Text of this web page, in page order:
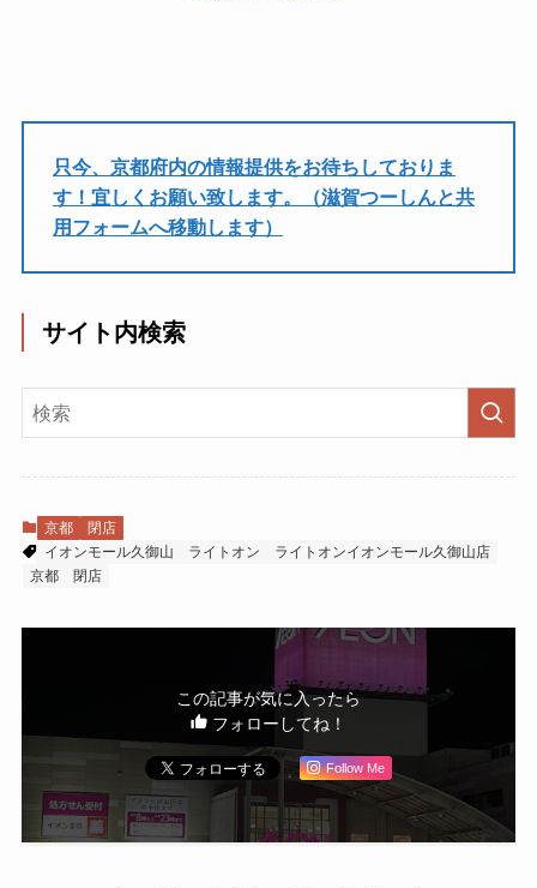
只今、京都府内の情報提供をお待ちしておりま
す！宜しくお願い致します。（滋賀つーしんと共
用フォームへ移動します）
サイト内検索
京都
閉店
イオンモール久御山
ライトオン
ライトオンイオンモール久御山店
京都
閉店
この記事が気に入ったら
フォローしてね！
Follow Me